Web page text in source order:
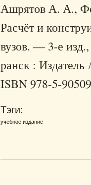
Ашрятов А. А.,
Расчёт и
вузов. — 3-е
ранск :
ISBN 978-5-
Тэги:
учебное издание